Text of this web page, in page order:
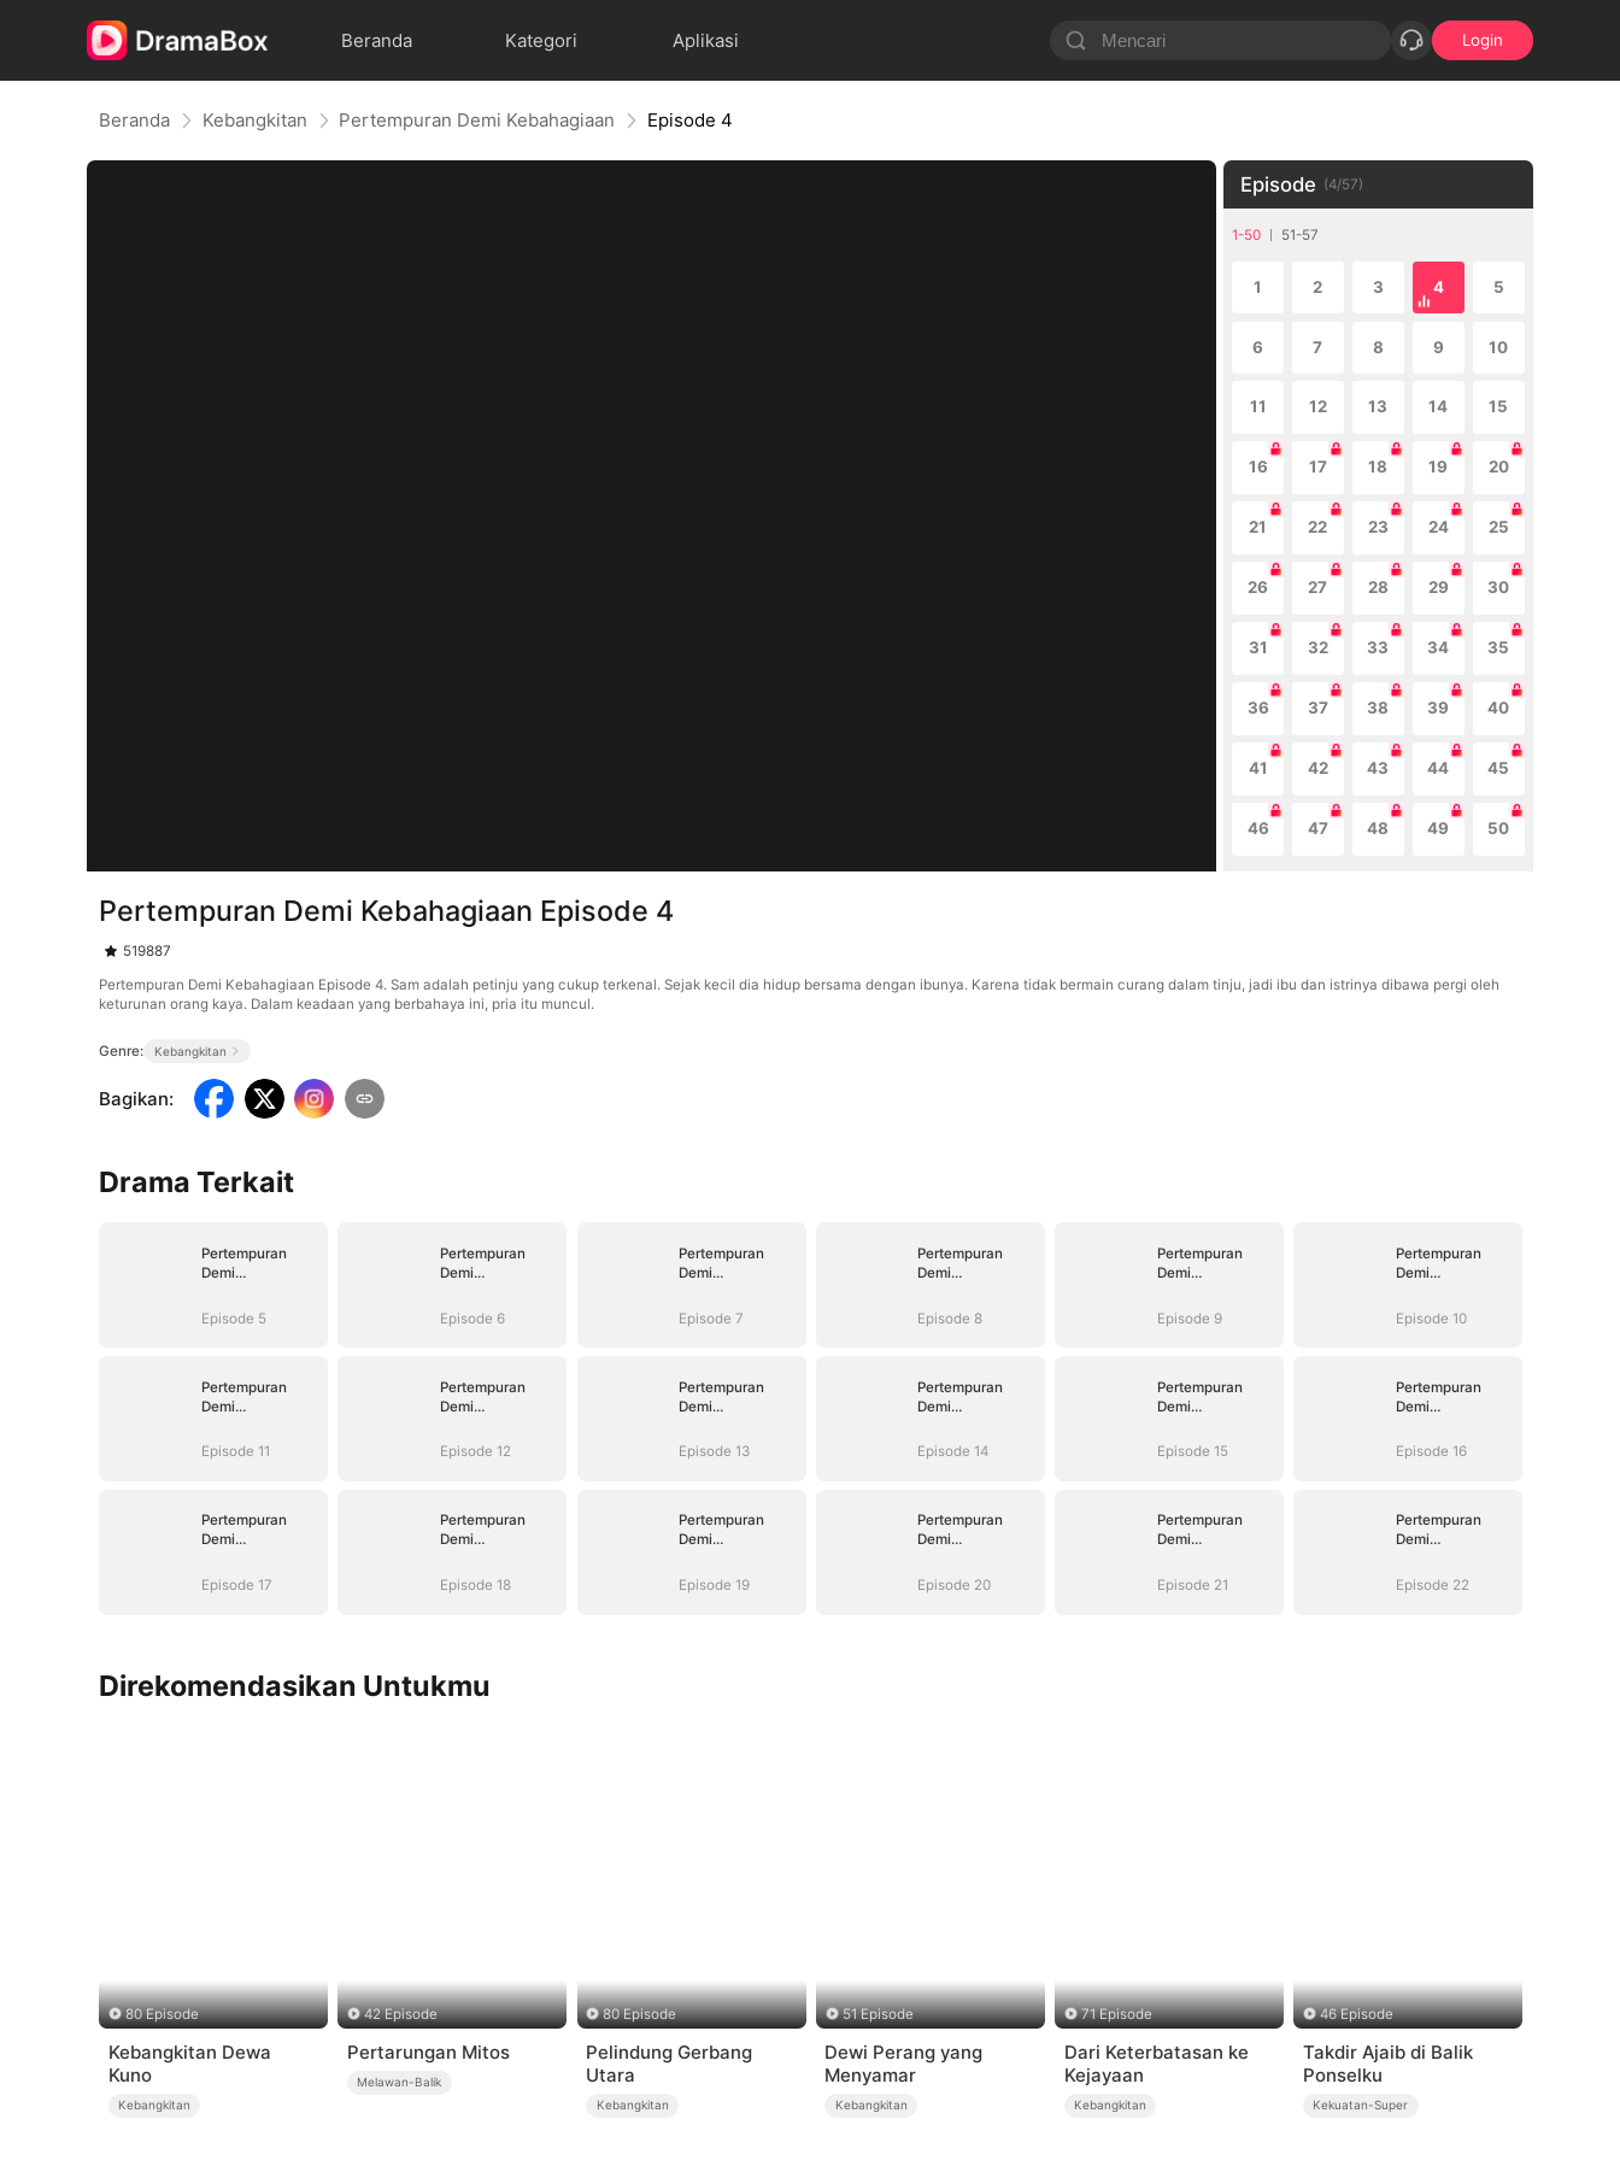
Beranda Kategori Aplikasi Login
Beranda Kebangkitan Pertempuran Demi Kebahagiaan Episode 4
Episode (4/57)
1-50 51-57
1 2 3 4 5
6 7 8 9 10
11 12 13 14 15
16 17 18 19 20
21 22 23 24 25
26 27 28 29 30
31 32 33 34 35
36 37 38 39 40
41 42 43 44 45
46 47 48 49 50
Pertempuran Demi Kebahagiaan Episode 4
519887
Pertempuran Demi Kebahagiaan Episode 4. Sam adalah petinju yang cukup terkenal. Sejak kecil dia hidup bersama dengan ibunya. Karena tidak bermain curang dalam tinju, jadi ibu dan istrinya dibawa pergi oleh
keturunan orang kaya. Dalam keadaan yang berbahaya ini, pria itu muncul.
Genre: Kebangkitan
Bagikan:
Drama Terkait
Pertempuran
Demi
Episode 5
Pertempuran
Demi
Episode 6
Pertempuran
Demi
Episode 7
Pertempuran
Demi
Episode 8
Pertempuran
Demi
Episode 9
Pertempuran
Demi
Episode 10
Pertempuran
Demi
Episode 11
Pertempuran
Demi
Episode 12
Pertempuran
Demi
Episode 13
Pertempuran
Demi
Episode 14
Pertempuran
Demi
Episode 15
Pertempuran
Demi
Episode 16
Pertempuran
Demi
Episode 17
Pertempuran
Demi
Episode 18
Pertempuran
Demi
Episode 19
Pertempuran
Demi
Episode 20
Pertempuran
Demi
Episode 21
Pertempuran
Demi
Episode 22
Direkomendasikan Untukmu
80 Episode
Kebangkitan Dewa
Kuno
Kebangkitan
42 Episode
Pertarungan Mitos
Melawan-Balik
80 Episode
Pelindung Gerbang
Utara
Kebangkitan
51 Episode
Dewi Perang yang
Menyamar
Kebangkitan
71 Episode
Dari Keterbatasan ke
Kejayaan
Kebangkitan
46 Episode
Takdir Ajaib di Balik
Ponselku
Kekuatan-Super